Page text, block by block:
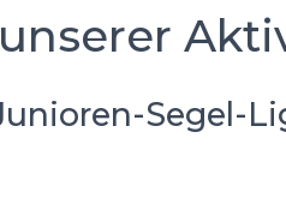
Segel-